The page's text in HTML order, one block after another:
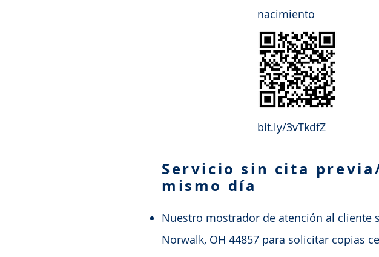
nacimiento
bit.ly/3vTkdfZ
Servicio sin cita
mismo día
Nuestro mostrador de atención al cliente
Norwalk, OH 44857 para solicitar copias